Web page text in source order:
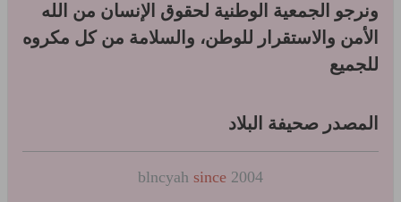
ونرجو الجمعية الوطنية لحقوق الإنسان من الله
الأمن والاستقرار للوطن، والسلامة من كل مكروه
للجميع
المصدر صحيفة البلاد
blncyah since 2004